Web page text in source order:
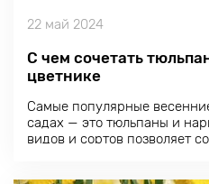
22 май 2024
С чем сочетать
цветнике
Самые популярные
садах — это тюльпаны и
видов и сортов позволяет